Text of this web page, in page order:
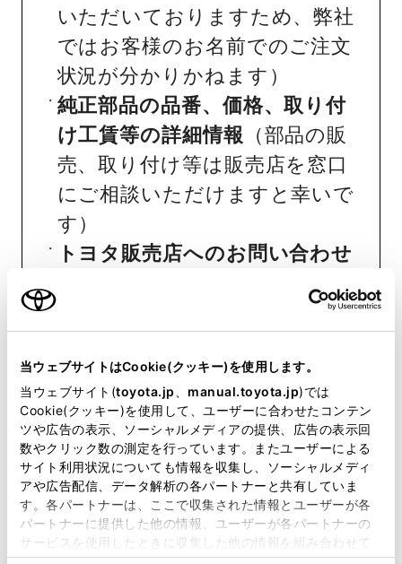
当ウェブサイトはCookie(クッキー)を使用します。
当ウェブサイト(toyota.jp manual.toyota.jp)では
Cookie(クッキー)を使用して、ユーザーに合わせたコンテン
ツや広告の表示、ソーシャルメディアの提供、広告の表示回
数やクリック数の測定を行っています。またユーザーによる
サイト利用状況についても情報を収集し、ソーシャルメディ
アや広告配信、データ解析の各パートナーと共有していま
す。各パートナーは、ここで収集された情報とユーザーが各
パートナーに提供した他の情報、ユーザーが各パートナーの
サービスを使用したときに収集した他の情報を組み合わせて
使用することがあります。当ウェブサイトの使用を続行する
いただいておりますため、弊社
ではお客様のお名前でのご注文
状況が分かりかねます）
純正部品の品番、価格、取り付
け工賃等の詳細情報 （部品の販
売、取り付け等は販売店を窓口
にご相談いただけますと幸いで
す）
トヨタ販売店へのお問い合わせ
おクルマに関するお問い合わせ
は、自動車検査証（車検証）をご
用意いただくとスムーズな対応
が可能です。
リコール等情報はこちら